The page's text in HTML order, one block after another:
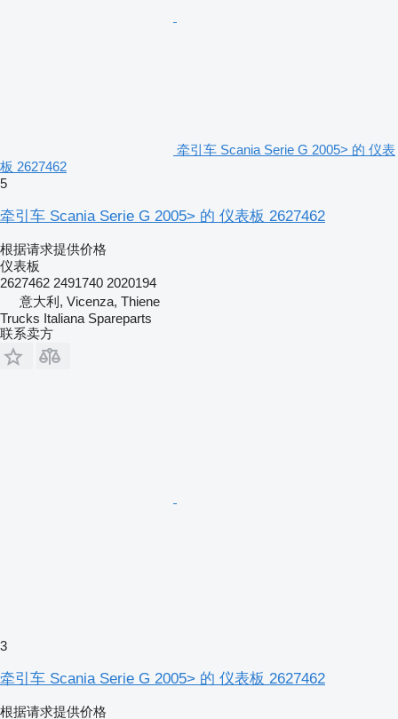
牵引车 Scania Serie G 2005> 的 仪表
板 2627462
5
牵引车 Scania Serie G 2005> 的 仪表板 2627462
根据请求提供价格
仪表板
2627462 2491740 2020194
意大利, Vicenza, Thiene
Trucks Italiana Spareparts
联系卖方
3
牵引车 Scania Serie G 2005> 的 仪表板 2627462
根据请求提供价格